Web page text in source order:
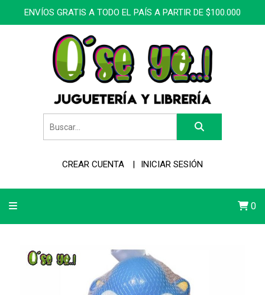
ENVÍOS GRATIS A TODO EL PAÍS A PARTIR DE $100.000
CREAR CUENTA INICIAR SESIÓN
0